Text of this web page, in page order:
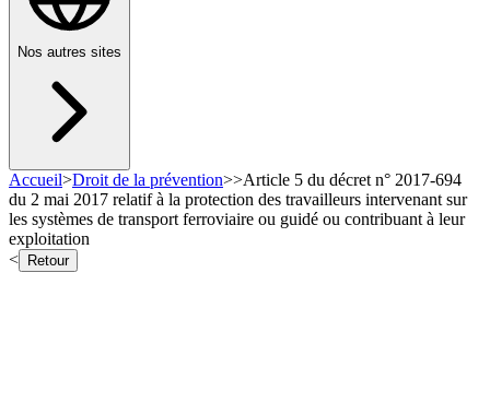
Nos autres sites
Accueil>Droit de la prévention>>Article 5 du décret n° 2017-694
du 2 mai 2017 relatif à la protection des travailleurs intervenant sur
les systèmes de transport ferroviaire ou guidé ou contribuant à leur
exploitation
<
Retour